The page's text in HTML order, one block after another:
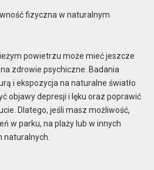
fizyczna w naturalnym
powietrzu może mieć jeszcze
zdrowie psychiczne. Badania
i ekspozycja na naturalne światło
objawy depresji i lęku oraz poprawić
Dlatego, jeśli masz możliwość,
w parku, na plaży lub w innych
naturalnych.